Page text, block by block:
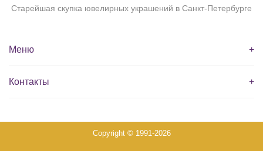
Старейшая скупка ювелирных украшений в Санкт-Петербурге
Меню +
Контакты +
Copyright © 1991-2026